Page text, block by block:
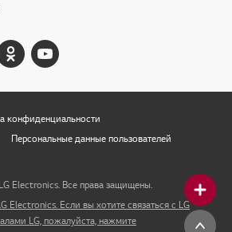
конфиденциальности
Персональные данные пользователей
Electronics. Все права защищены.
Electronics. Если вы хотите связаться с LG
LG, пожалуйста, нажмите